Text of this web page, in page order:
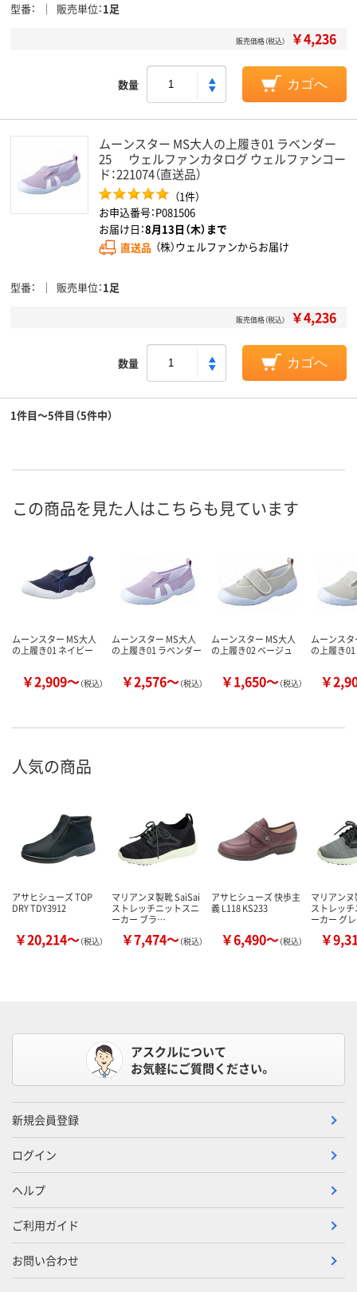
型番 販売単位 1足
販売価格（税込） ￥4,236
数量 カゴへ
ムーンスター MS大人の上履き01 ラベンダー
25 ウェルファンカタログ ウェルファンコー
ド：221074（直送品）
（1件）
お申込番号：P081506
お届け日：8月13日（木）まで
直送品 （株）ウェルファンからお届け
型番 販売単位 1足
販売価格（税込） ￥4,236
数量 カゴへ
1件目～5件目（5件中）
この商品を見た人はこちらも見ています
ムーンスター MS大人
の上履き01 ネイビー
￥2,909～（税込）
ムーンスター MS大人
の上履き01 ラベンダー
￥2,576～（税込）
ムーンスター MS大人
の上履き02 ベージュ
￥1,650～（税込）
ムーンス
の上履き
￥
人気の商品
アサヒシューズ TOP
DRY TDY3912
￥20,214～（税込）
マリアンヌ製靴 SaiSai
ストレッチニットスニ
ーカー ブラ…
￥7,474～（税込）
アサヒシューズ 快歩主
義 L118 KS233
￥6,490～（税込）
マリアン
ストレッ
ーカー グ
￥
アスクルについて
お気軽にご質問ください。
新規会員登録
ログイン
ヘルプ
ご利用ガイド
お問い合わせ